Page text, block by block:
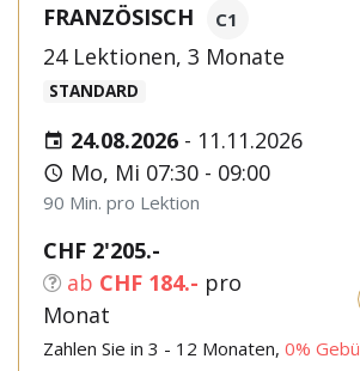
FRANZÖSISCH C1
24 Lektionen, 3 Monate
STANDARD
24.08.2026 - 11.11.2026
Mo, Mi 07:30 - 09:00
90 Min. pro Lektion
CHF 2'205.-
ab CHF 184.- pro
Monat
Zahlen Sie in 3 - 12 Monaten, 0%